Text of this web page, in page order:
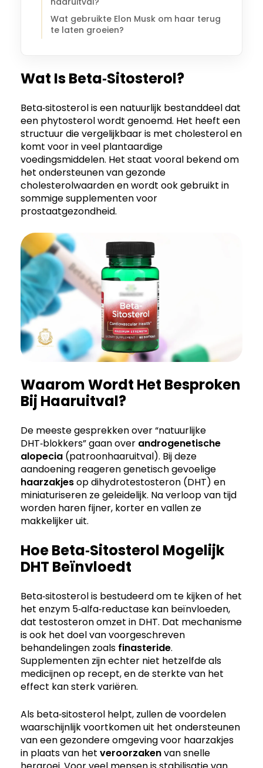
Wat gebruikte Elon Musk om haar terug
te laten groeien?
Wat Is Beta‑Sitosterol?
Beta‑sitosterol is een natuurlijk bestanddeel dat
een phytosterol wordt genoemd. Het heeft een
structuur die vergelijkbaar is met cholesterol en
komt voor in veel plantaardige
voedingsmiddelen. Het staat vooral bekend om
het ondersteunen van gezonde
cholesterolwaarden en wordt ook gebruikt in
sommige supplementen voor
prostaatgezondheid.
Waarom Wordt Het Besproken
Bij Haaruitval?
De meeste gesprekken over “natuurlijke
DHT‑blokkers” gaan over androgenetische
alopecia (patroonhaaruitval). Bij deze
aandoening reageren genetisch gevoelige
haarzakjesop dihydrotestosteron (DHT) en
miniaturiseren ze geleidelijk. Na verloop van tijd
worden haren fijner, korter en vallen ze
makkelijker uit.
Hoe Beta‑Sitosterol Mogelijk
DHT Beïnvloedt
Beta‑sitosterol is bestudeerd om te kijken of het
het enzym 5‑alfa‑reductase kan beïnvloeden,
dat testosteron omzet in DHT. Dat mechanisme
is ook het doel van voorgeschreven
behandelingen zoals finasteride.
Supplementen zijn echter niet hetzelfde als
medicijnen op recept, en de sterkte van het
effect kan sterk variëren.
Als beta‑sitosterol helpt, zullen de voordelen
waarschijnlijk voortkomen uit het ondersteunen
van een gezondere omgeving voor haarzakjes
in plaats van het veroorzakenvan snelle